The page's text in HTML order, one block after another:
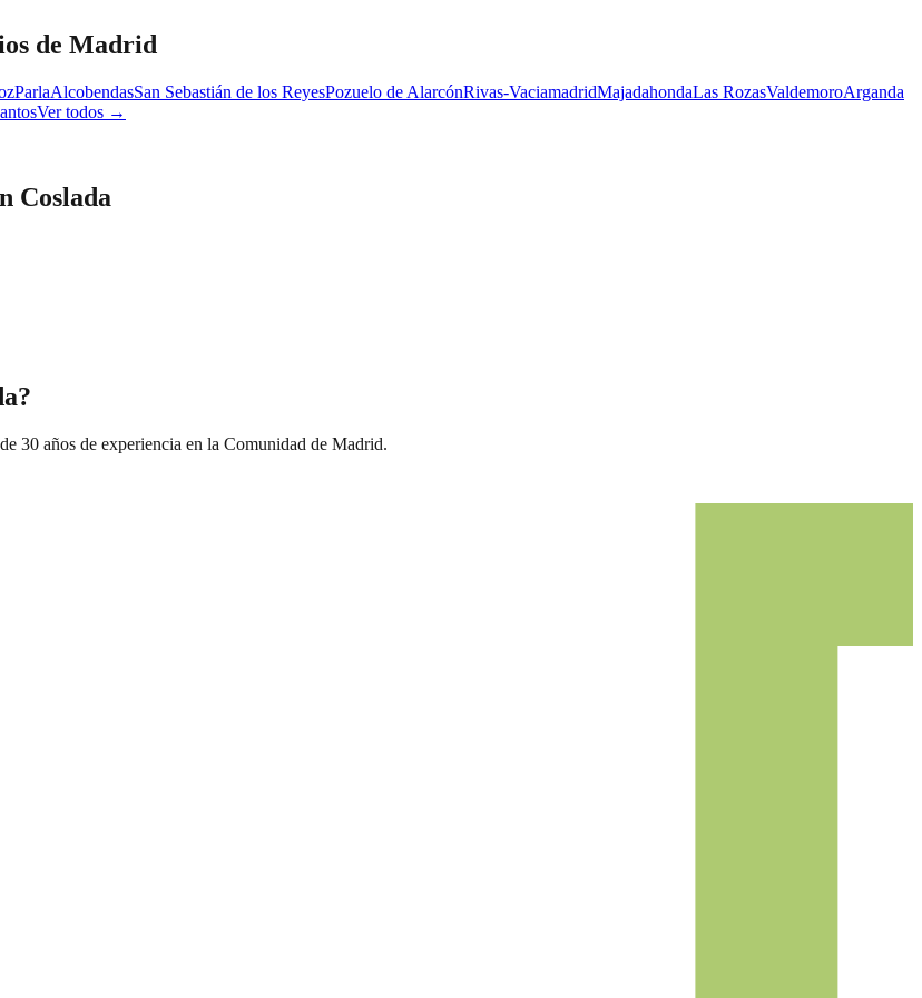
de Madrid
ParlaAlcobendasSan Sebastián de los ReyesPozuelo de AlarcónRivas-VaciamadridMajadahondaLas RozasValdemoroArganda
Ver todos →
Coslada
30 años de experiencia en la Comunidad de Madrid.